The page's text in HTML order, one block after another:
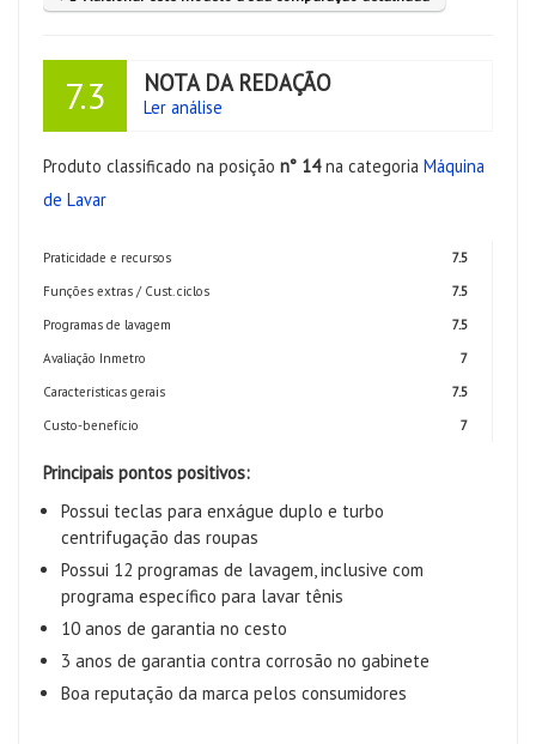
7.3 NOTA DA REDAÇÃO
Ler análise
Produto classificado na posição n° 14na categoria Máquina
de Lavar
Praticidade e recursos
7.5
Funções extras / Cust. ciclos
7.5
Programas de lavagem
7.5
Avaliação Inmetro
7
Características gerais
7.5
Custo-benefício
7
Principais pontos positivos:
Possui teclas para enxágue duplo e turbo
centrifugação das roupas
Possui 12 programas de lavagem, inclusive com
programa específico para lavar tênis
10 anos de garantia no cesto
3 anos de garantia contra corrosão no gabinete
Boa reputação da marca pelos consumidores